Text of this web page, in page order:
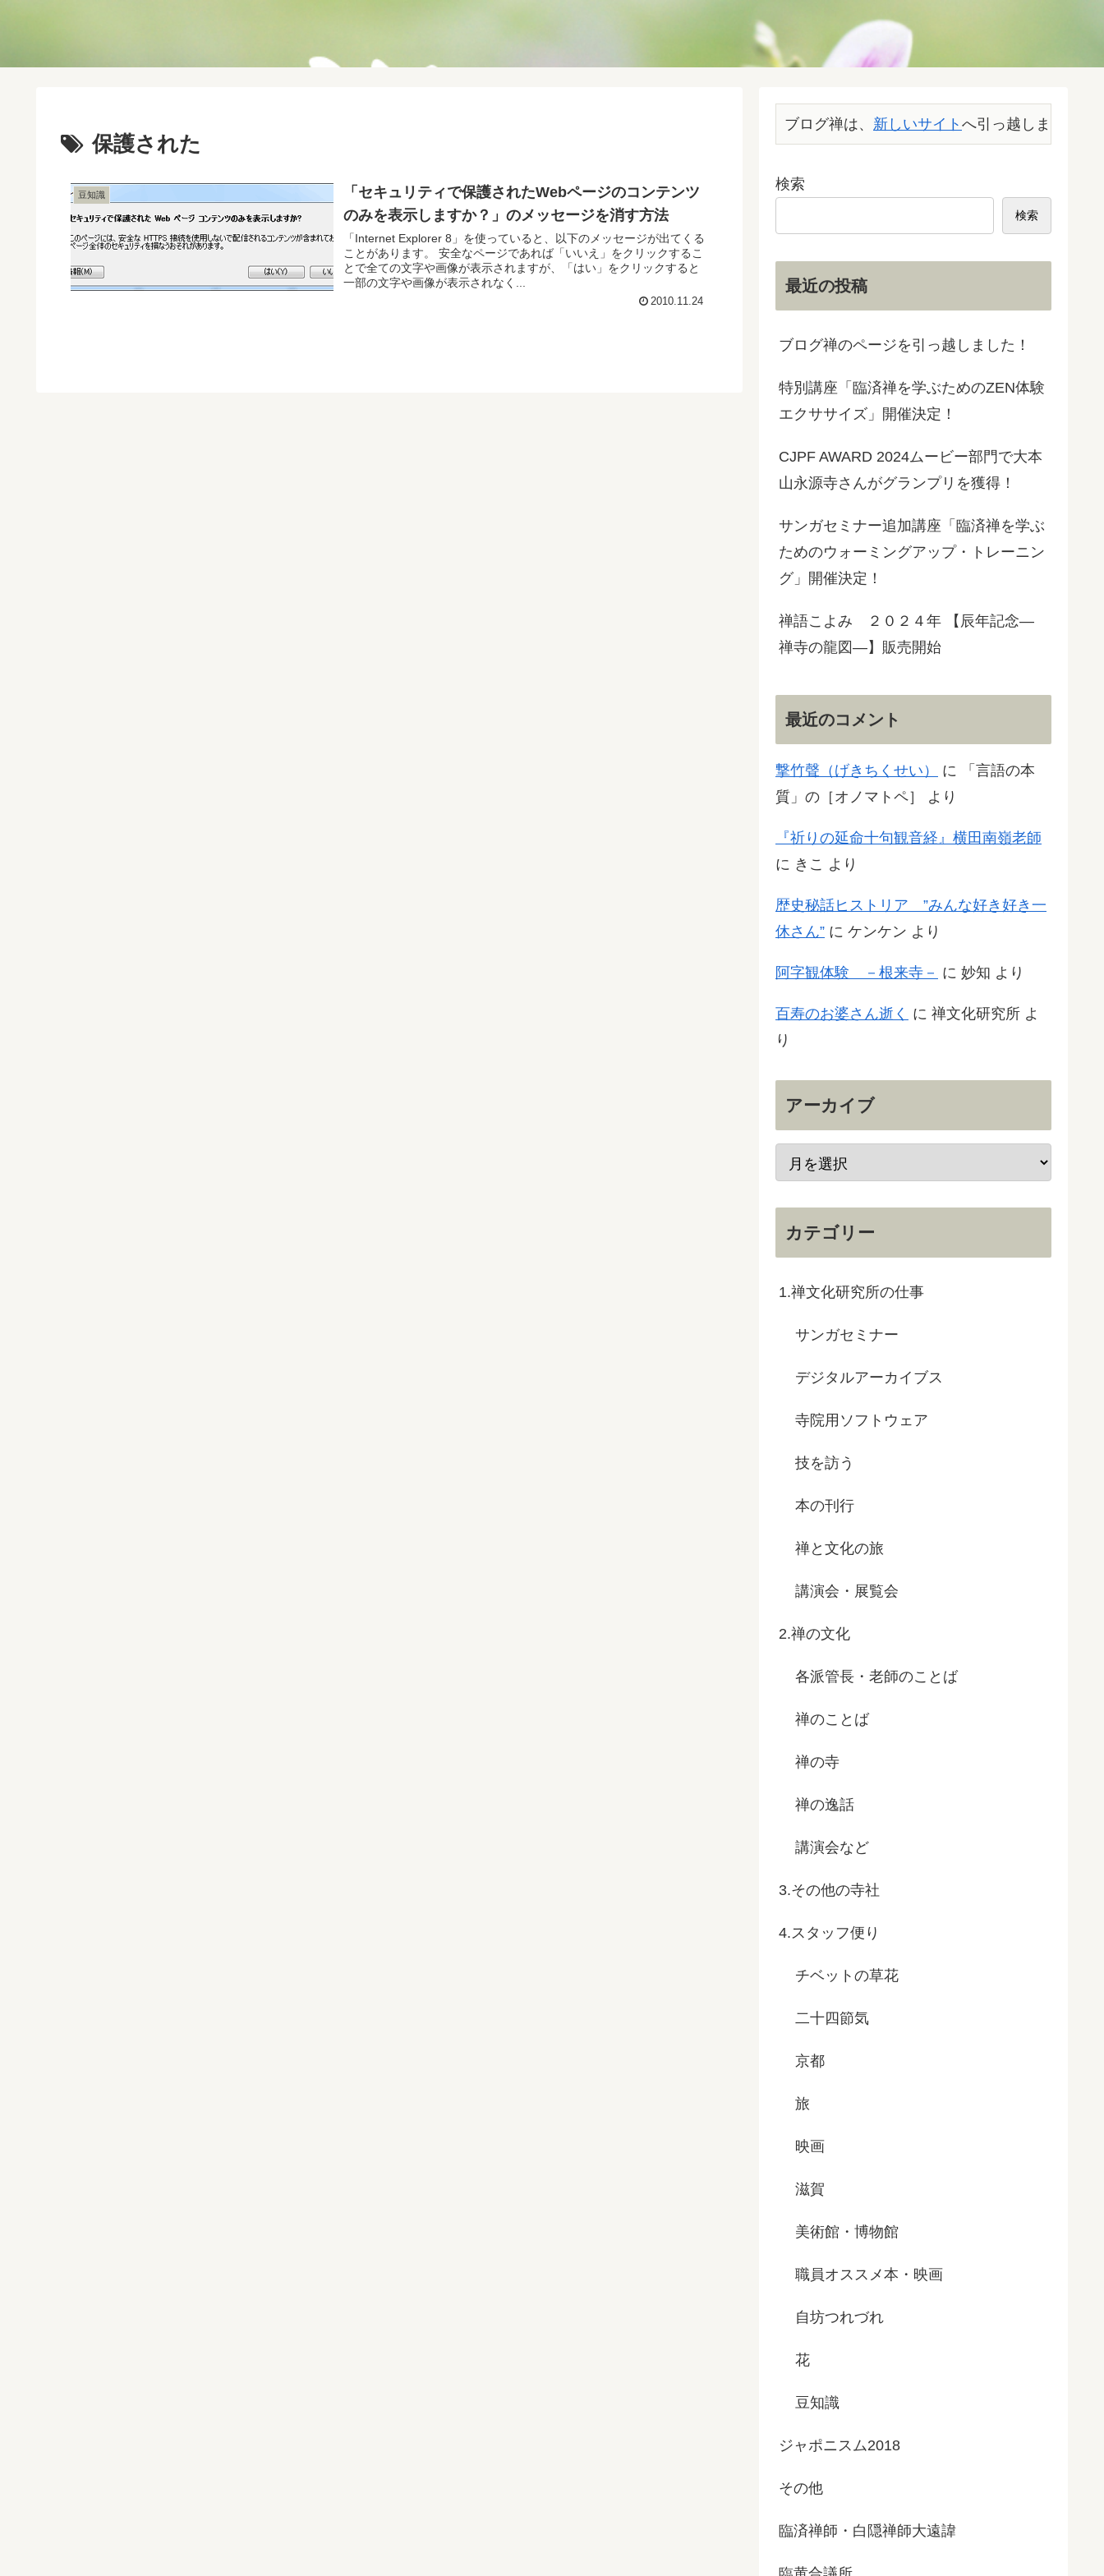
保護された
豆知識
「セキュリティで保護されたWebページのコンテンツ
のみを表示しますか？」のメッセージを消す方法
「Internet Explorer 8」を使っていると、以下のメッセージが出てくる
ことがあります。 安全なページであれば「いいえ」をクリックするこ
とで全ての文字や画像が表示されますが、「はい」をクリックすると
一部の文字や画像が表示されなく...
2010.11.24
ブログ禅は、 新しいサイトへ引っ越しました。
検索
検索
最近の投稿
ブログ禅のページを引っ越しました！
特別講座「臨済禅を学ぶためのZEN体験
エクササイズ」開催決定！
CJPF AWARD 2024ムービー部門で大本
山永源寺さんがグランプリを獲得！
サンガセミナー追加講座「臨済禅を学ぶ
ためのウォーミングアップ・トレーニン
グ」開催決定！
禅語こよみ ２０２４年 【辰年記念―
禅寺の龍図―】販売開始
最近のコメント
撃竹聲（げきちくせい） に
「言語の本
質」の［オノマトペ］
より
『祈りの延命十句観音経』横田南嶺老師
に きこ より
歴史秘話ヒストリア ”みんな好き好き一
休さん” に ケンケン より
阿字観体験 －根来寺－ に 妙知 より
百寿のお婆さん逝く に 禅文化研究所 よ
り
アーカイブ
カテゴリー
1.禅文化研究所の仕事
サンガセミナー
デジタルアーカイブス
寺院用ソフトウェア
技を訪う
本の刊行
禅と文化の旅
講演会・展覧会
2.禅の文化
各派管長・老師のことば
禅のことば
禅の寺
禅の逸話
講演会など
3.その他の寺社
4.スタッフ便り
チベットの草花
二十四節気
京都
旅
映画
滋賀
美術館・博物館
職員オススメ本・映画
自坊つれづれ
花
豆知識
ジャポニスム2018
その他
臨済禅師・白隠禅師大遠諱